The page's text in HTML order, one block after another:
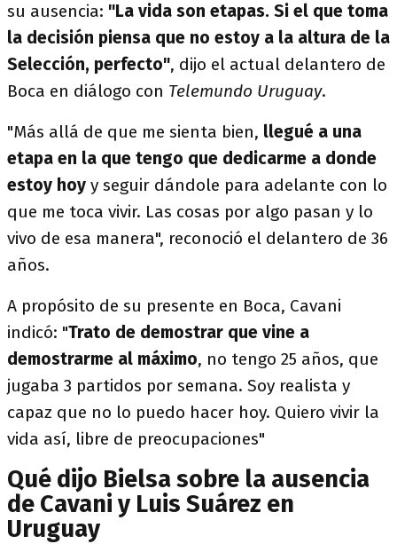
su ausencia: "La vida son etapas. Si el que toma
la decisión piensa que no estoy a la altura de la
Selección, perfecto", dijo el actual delantero de
Boca en diálogo con Telemundo Uruguay.
"Más allá de que me sienta bien, llegué a una
etapa en la que tengo que dedicarme a donde
estoy hoy y seguir dándole para adelante con lo
que me toca vivir. Las cosas por algo pasan y lo
vivo de esa manera", reconoció el delantero de 36
años.
A propósito de su presente en Boca, Cavani
indicó: "Trato de demostrar que vine a
demostrarme al máximo, no tengo 25 años, que
jugaba 3 partidos por semana. Soy realista y
capaz que no lo puedo hacer hoy. Quiero vivir la
vida así, libre de preocupaciones"
Qué dijo Bielsa sobre la ausencia
de Cavani y Luis Suárez en
Uruguay